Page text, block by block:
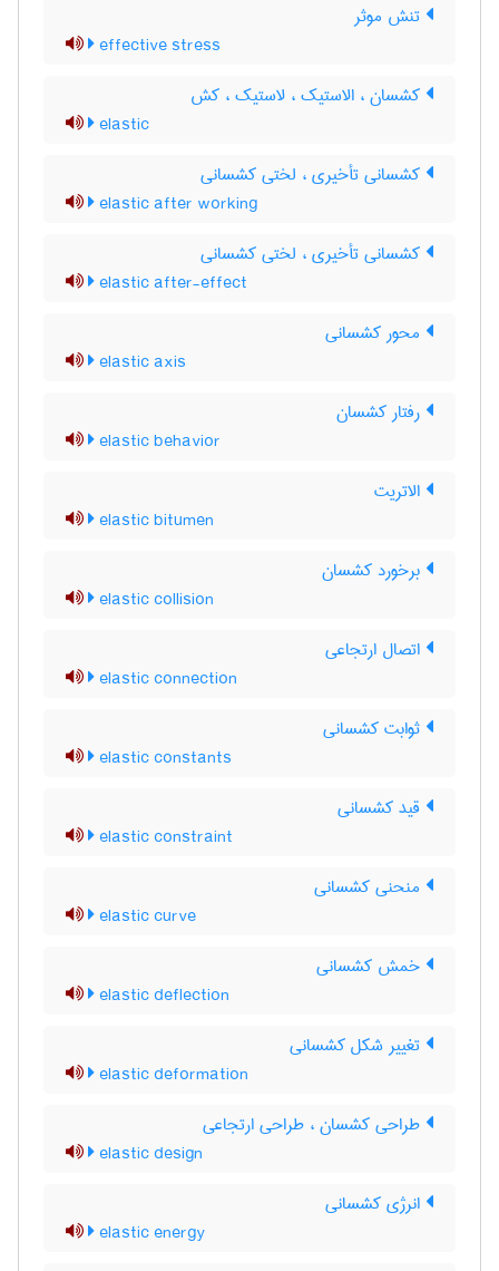
تنش موثر
effective stress
کشسان ، الاستیک ، لاستیک ، کش
elastic
کشسانی تأخیری ، لختی کشسانی
elastic after working
کشسانی تأخیری ، لختی کشسانی
elastic after-effect
محور کشسانی
elastic axis
رفتار کشسان
elastic behavior
الاتریت
elastic bitumen
برخورد کشسان
elastic collision
اتصال ارتجاعی
elastic connection
ثوابت کشسانی
elastic constants
قید کشسانی
elastic constraint
منحنی کشسانی
elastic curve
خمش کشسانی
elastic deflection
تغییر شکل کشسانی
elastic deformation
طراحی کشسان ، طراحی ارتجاعی
elastic design
انرژی کشسانی
elastic energy